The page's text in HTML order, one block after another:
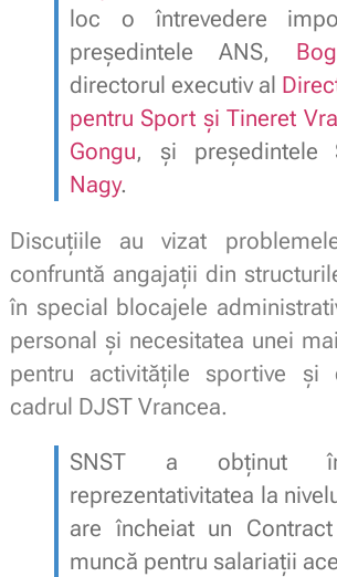
loc o întrevedere
președintele ANS,
directorul executiv al
pentru Sport și Tineret
Gongu, și președintele
Nagy.
Discuțiile au vizat
confruntă angajații din
în special blocajele
personal și necesitatea unei
pentru activitățile sportive și
cadrul DJST Vrancea.
SNST a obținut
reprezentativitatea la
are încheiat un
muncă pentru salariații